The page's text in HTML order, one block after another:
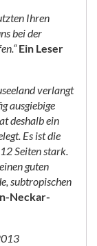
Ihren
bei der
Ein Leser
verlangt
ausgiebige
deshalb ein
Es ist die
Seiten stark.
guten
subtropischen
Neckar-